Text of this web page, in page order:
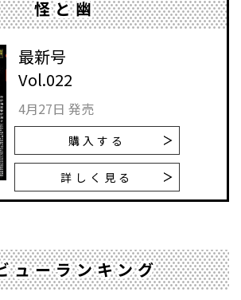
怪と幽
最新号
Vol.022
4月27日 発売
購入する
詳しく見る
ューランキング